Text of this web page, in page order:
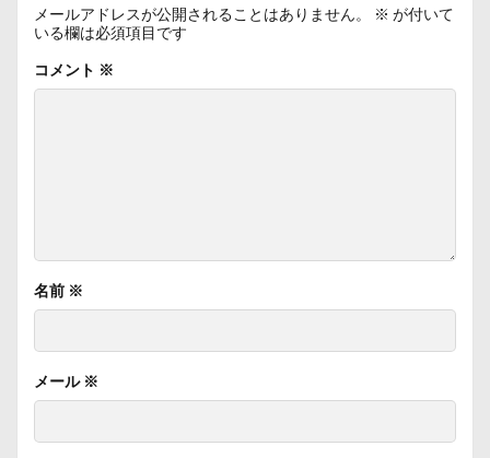
メールアドレスが公開されることはありません。 ※ が付いて
いる欄は必須項目です
コメント ※
名前 ※
メール ※